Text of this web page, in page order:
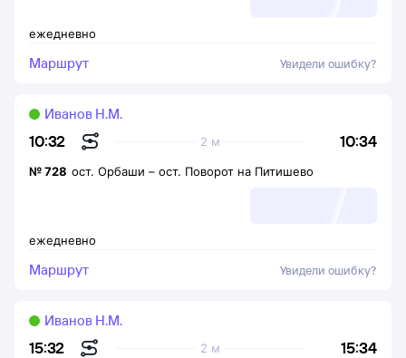
ежедневно
Маршрут Увидели ошибку?
10:32 10:34
2 м
Иванов Н.М.
ежедневно
№728 ост. Орбаши – ост. Поворот на Питишево
Маршрут Увидели ошибку?
15:32 15:34
2 м
Иванов Н.М.